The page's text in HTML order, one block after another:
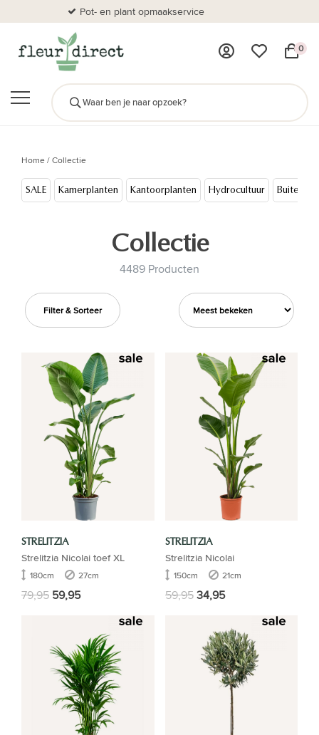
Pot- en plant opmaakservice
0
Home/Collectie
SALE Kamerplanten Kantoorplanten Hydrocultuur
Collectie
4489 Producten
Filter & Sorteer
STRELITZIA
Strelitzia Nicolai toef XL
180cm 27cm
79,95 59,95
STRELITZIA
Strelitzia Nicolai
150cm 21cm
59,9534,95